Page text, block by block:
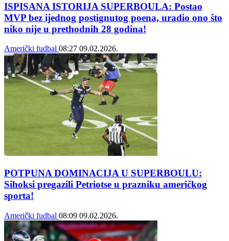
ISPISANA ISTORIJA SUPERBOULA: Postao
MVP bez ijednog postignutog poena, uradio ono što
niko nije u prethodnih 28 godina!
Američki fudbal 08:27 09.02.2026.
POTPUNA DOMINACIJA U SUPERBOULU:
Sihoksi pregazili Petriotse u prazniku američkog
sporta!
Američki fudbal 08:09 09.02.2026.